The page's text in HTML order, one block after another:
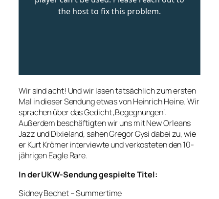
Wir sind acht! Und wir lasen tatsächlich zum ersten
Mal in dieser Sendung etwas von Heinrich Heine. Wir
sprachen über das Gedicht ‚Begegnungen‘.
Außerdem beschäftigten wir uns mit New Orleans
Jazz und Dixieland, sahen Gregor Gysi dabei zu, wie
er Kurt Krömer interviewte und verkosteten den 10-
jährigen Eagle Rare.
In der UKW-Sendung gespielte Titel:
Sidney Bechet – Summertime